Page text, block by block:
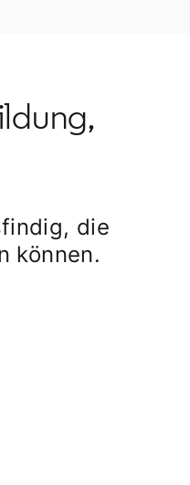
die
können.